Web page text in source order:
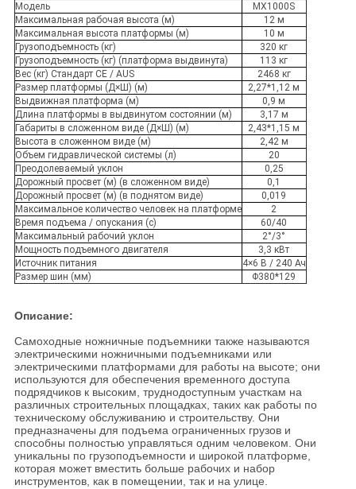
Модель
MX1000S
Максимальная рабочая высота (м)
12 м
Максимальная высота платформы (м)
10 м
Грузоподъемность (кг)
320 кг
Грузоподъемность (кг) (платформа выдвинута)
113 кг
Вес (кг) Стандарт CE / AUS
2468 кг
Размер платформы (Д×Ш) (м)
2,27*1,12 м
Выдвижная платформа (м)
0,9 м
Длина платформы в выдвинутом состоянии (м)
3,17 м
Габариты в сложенном виде (Д×Ш) (м)
2,43*1,15 м
Высота в сложенном виде (м)
2,42 м
Объем гидравлической системы (л)
20
Преодолеваемый уклон
0,25
Дорожный просвет (м) (в сложенном виде)
0,1
Дорожный просвет (м) (в поднятом виде)
0,019
Максимальное количество человек на платформе
2
Время подъема / опускания (с)
60/40
Максимальный рабочий уклон
2°/3°
Мощность подъемного двигателя
3,3 кВт
Источник питания
4×6 В / 240 Ач
Размер шин (мм)
Φ380*129
Описание:
Самоходные ножничные подъемники также называются
электрическими ножничными подъемниками или
электрическими платформами для работы на высоте; они
используются для обеспечения временного доступа
подрядчиков к высоким, труднодоступным участкам на
различных строительных площадках, таких как работы по
техническому обслуживанию и строительству. Они
предназначены для подъема ограниченных грузов и
способны полностью управляться одним человеком. Они
уникальны по грузоподъемности и широкой платформе,
которая может вместить больше рабочих и набор
инструментов, как в помещении, так и на улице.